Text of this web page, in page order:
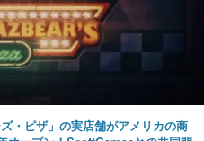
・ピザ」の実店舗がアメリカの商